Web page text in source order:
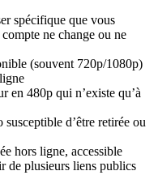
spécifique que vous
ne change ou ne
(souvent 720p/1080p)
en 480p qui n’existe qu’à
d’être retirée ou
hors ligne, accessible
de plusieurs liens publics